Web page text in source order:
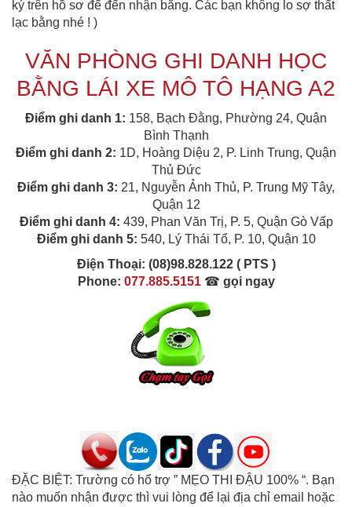
ký trên hồ sơ để đến nhận bằng. Các bạn không lo sợ thất
lạc bằng nhé ! )
VĂN PHÒNG GHI DANH HỌC
BẰNG LÁI XE MÔ TÔ HẠNG A2
Điểm ghi danh 1: 158, Bạch Đằng, Phường 24, Quận
Bình Thạnh
Điểm ghi danh 2: 1D, Hoàng Diệu 2, P. Linh Trung, Quận
Thủ Đức
Điểm ghi danh 3: 21, Nguyễn Ảnh Thủ, P. Trung Mỹ Tây,
Quận 12
Điểm ghi danh 4: 439, Phan Văn Trị, P. 5, Quận Gò Vấp
Điểm ghi danh 5: 540, Lý Thái Tổ, P. 10, Quận 10
Điện Thoại: (08)98.828.122 ( PTS )
Phone: 077.885.5151☎ gọi ngay
ĐẶC BIỆT: Trường có hổ trợ ” MẸO THI ĐẬU 100% “. Bạn
nào muốn nhận được thì vui lòng để lại địa chỉ email hoặc